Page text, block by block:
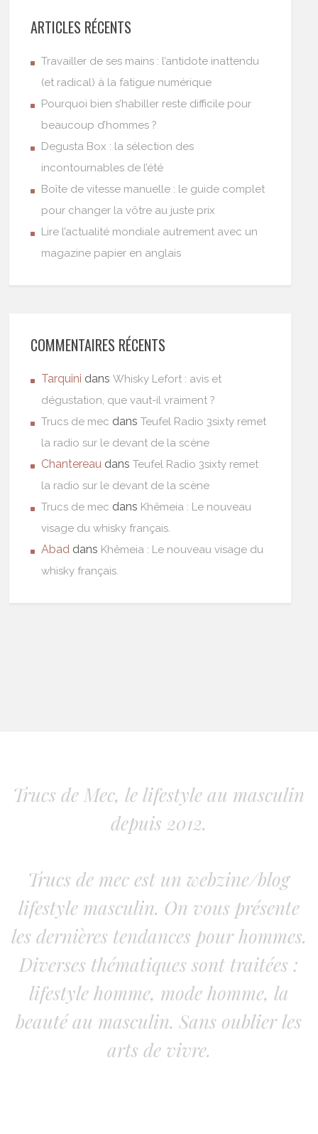
ARTICLES RÉCENTS
Travailler de ses mains : l’antidote inattendu
(et radical) à la fatigue numérique
Pourquoi bien s’habiller reste difficile pour
beaucoup d’hommes ?
Degusta Box : la sélection des
incontournables de l’été
Boîte de vitesse manuelle : le guide complet
pour changer la vôtre au juste prix
Lire l’actualité mondiale autrement avec un
magazine papier en anglais
COMMENTAIRES RÉCENTS
Tarquini dansWhisky Lefort : avis et
dégustation, que vaut-il vraiment ?
Trucs de mec dansTeufel Radio 3sixty remet
la radio sur le devant de la scène
Chantereau dansTeufel Radio 3sixty remet
la radio sur le devant de la scène
Trucs de mec dans Khêmeia : Le nouveau
visage du whisky français.
Abad dans Khêmeia : Le nouveau visage du
whisky français.
Trucs de Mec, le lifestyle au masculin
depuis 2012.
Trucs de mec est un webzine/blog
lifestyle masculin. On vous présente
les dernières tendances pour hommes.
Diverses thématiques sont traitées :
lifestyle homme, mode homme, la
beauté au masculin. Sans oublier les
arts de vivre.